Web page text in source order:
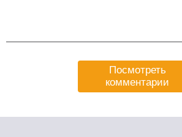
Посмотреть
комментарии